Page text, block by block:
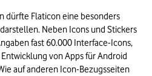
dürfte Flaticon eine besonders
Neben Icons und Stickers
fast 60.000 Interface-Icons,
von Apps für Android
auf anderen Icon-Bezugsseiten